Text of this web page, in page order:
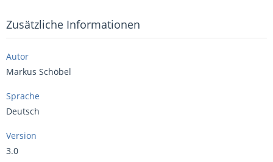
Zusätzliche Informationen
Autor
Markus Schöbel
Sprache
Deutsch
Version
3.0